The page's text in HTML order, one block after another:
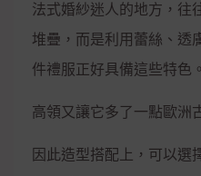
法式婚紗迷人的地方，往
堆疊，而是利用蕾絲、透
件禮服正好具備這些特色。
高領又讓它多了一點歐洲
因此造型搭配上，可以選